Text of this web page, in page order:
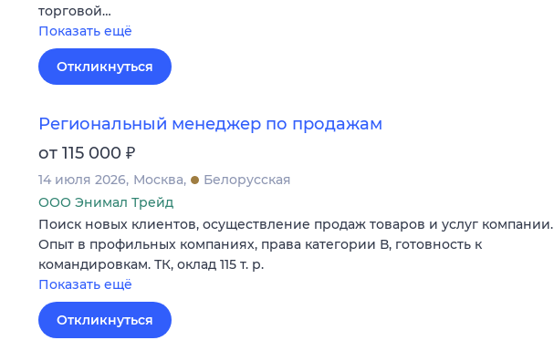
торговой…
Показать ещё
Откликнуться
Региональный менеджер по продажам
от 115 000 ₽
14 июля 2026 Москва
Белорусская
ООО Энимал Трейд
Поиск новых клиентов, осуществление продаж товаров и услуг компании.
Опыт в профильных компаниях, права категории В, готовность к
командировкам. ТК, оклад 115 т. р.
Показать ещё
Откликнуться